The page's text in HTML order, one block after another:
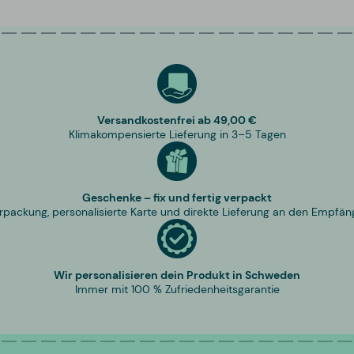
Versandkostenfrei ab 49,00 €
Klimakompensierte Lieferung in 3–5 Tagen
Geschenke – fix und fertig verpackt
personalisierte Karte und direkte Lieferung an den
Wir personalisieren dein Produkt in Schweden
Immer mit 100 % Zufriedenheitsgarantie